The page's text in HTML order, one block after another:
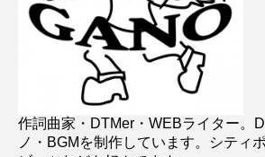
作詞曲家・DTMer・WEBライター。
ノ・BGMを制作しています。シティ